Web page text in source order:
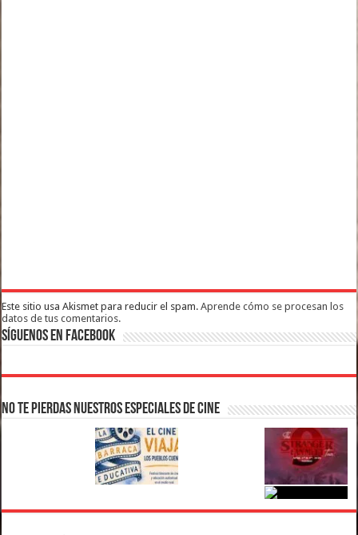
Este sitio usa Akismet para reducir el spam.Aprende cómo se procesan los
datos de tus comentarios.
Síguenos en Facebook
No te pierdas nuestros Especiales de Cine